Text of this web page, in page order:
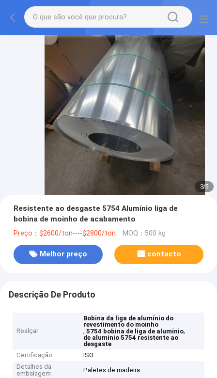
3/5
Resistente ao desgaste 5754 Alumínio liga de
bobina de moinho de acabamento
Preço：$2600/ton----$2800/ton MOQ：500 kg
Melhor preço contacto
Descrição De Produto
Realçar
Bobina da liga de alumínio do
revestimento do moinho
,5754 bobina de liga de alumínio,
de alumínio 5754 resistente ao
desgaste
Certificação
ISO
Detalhes da
embalagem
Paletes de madeira